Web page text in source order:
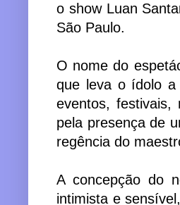
o show Luan
São Paulo.
O nome do
que leva o ídolo a
eventos,
pela presença de
regência do
A concepção do
intimista e